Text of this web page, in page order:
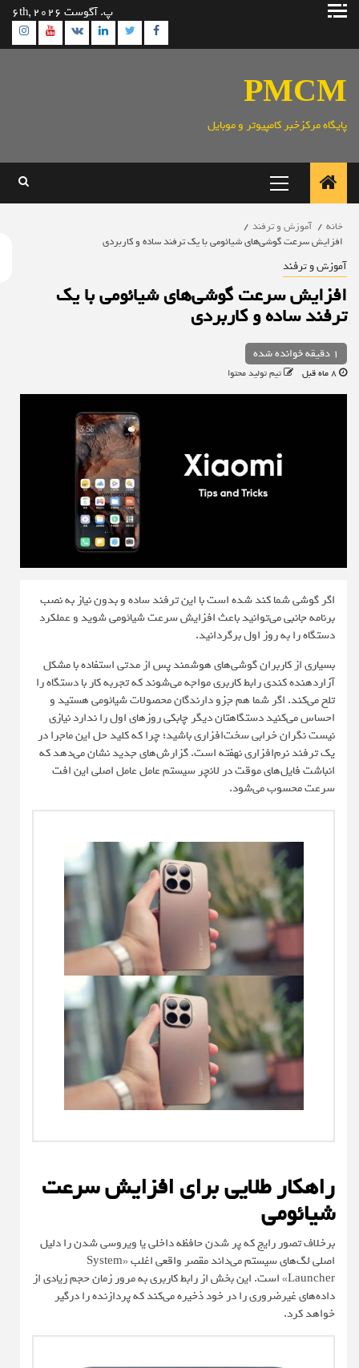
پ. آگوست 6th, 2026
Facebook
Twitter
Linkedin
VK
مرکزخبر کامپیوتر و موبایل
اصلی
خانه
آموزش و ترفند
افزایش سرعت گوشی‌های شیائومی با یک ترفند ساده و کاربردی
و ترفند
سرعت گوشی‌های شیائومی با یک
ساده و کاربردی
تیم تولید محتوا
اگر گوشی شما کند شده است با این ترفند ساده و بدون نیاز به نصب
برنامه جانبی می‌توانید باعث افزایش سرعت شیائومی شوید و عملکرد
دستگاه را به روز اول برگردانید.
بسیاری از کاربران گوشی‌های هوشمند پس از مدتی استفاده با مشکل
آزاردهنده کندی رابط کاربری مواجه می‌شوند که تجربه کار با دستگاه را
تلخ می‌کند. اگر شما هم جزو دارندگان محصولات شیائومی هستید و
احساس می‌کنید دستگاهتان دیگر چابکی روزهای اول را ندارد نیازی
نیست نگران خرابی سخت‌افزاری باشید؛ چرا که کلید حل این ماجرا در
یک ترفند نرم‌افزاری نهفته است. گزارش‌های جدید نشان می‌دهد که
انباشت فایل‌های موقت در لانچر سیستم عامل عامل اصلی این افت
سرعت محسوب می‌شود.
راهکار طلایی برای افزایش سرعت
شیائومی
برخلاف تصور رایج که پر شدن حافظه داخلی یا ویروسی شدن را دلیل
اصلی لگ‌های سیستم می‌داند مقصر واقعی اغلب «System
Launcher» است. این بخش از رابط کاربری به مرور زمان حجم زیادی از
داده‌های غیرضروری را در خود ذخیره می‌کند که پردازنده را درگیر
خواهد کرد.